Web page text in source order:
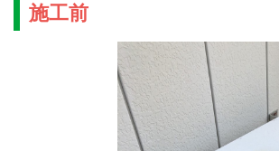
施工前